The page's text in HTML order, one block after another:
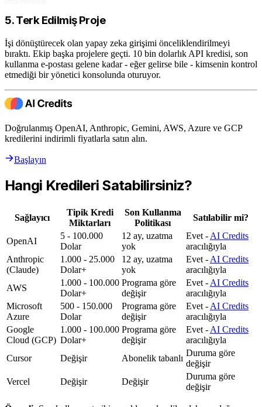
5. Terk Edilmiş Proje
İşi dönüştürecek olan yapay zeka girişimi önceliklendirilmeyi
bıraktı. Ekip başka projelere geçti. 10 bin dolarlık API kredisi, son
kullanma e-postası gelene kadar - eğer gelirse bile - kimsenin kontrol
etmediği bir yönetici konsolunda oturuyor.
Doğrulanmış OpenAI, Anthropic, Gemini, AWS, Azure ve GCP
kredilerini indirimli fiyatlarla satın alın.
Başlayın
Hangi Kredileri Satabilirsiniz?
Sağlayıcı
Tipik Kredi
Miktarları
Son Kullanma
Politikası
Satılabilir mi?
OpenAI
5 - 100.000
Dolar
12 ay, uzatma
yok
Evet - AI Credits
aracılığıyla
Anthropic
(Claude)
1.000 - 25.000
Dolar+
12 ay, uzatma
yok
Evet - AI Credits
aracılığıyla
AWS
1.000 - 100.000
Dolar+
Programa göre
değişir
Evet - AI Credits
aracılığıyla
Microsoft
Azure
500 - 150.000
Dolar
Programa göre
değişir
Evet - AI Credits
aracılığıyla
Google
Cloud (GCP)
1.000 - 100.000
Dolar+
Programa göre
değişir
Evet - AI Credits
aracılığıyla
Cursor
Değişir Abonelik tabanlı
Duruma göre
değişir
Vercel
Değişir Değişir
Duruma göre
değişir